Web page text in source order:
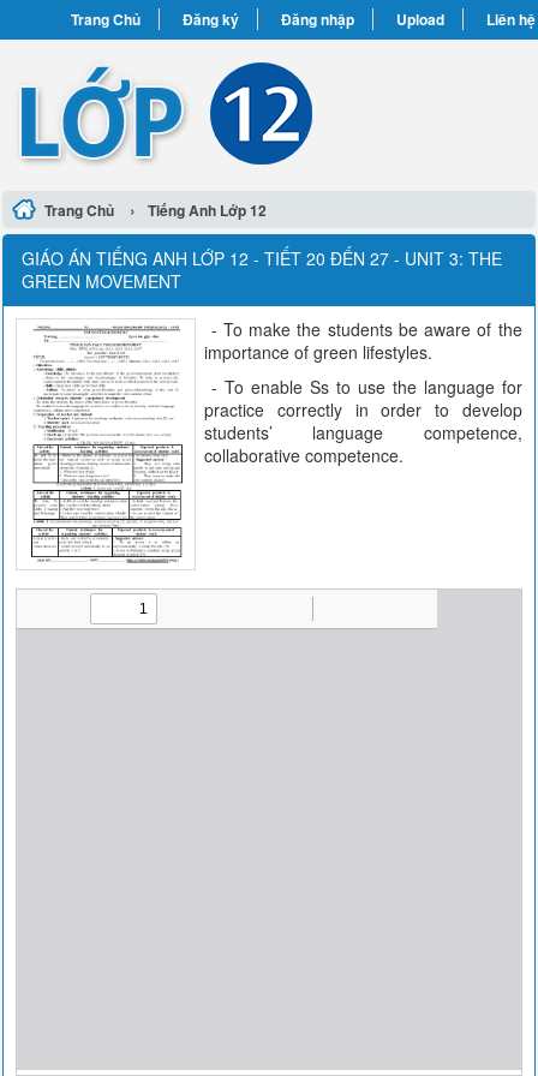
Trang Chủ Đăng ký Đăng nhập Upload Liên hệ
Trang Chủ › Tiếng Anh Lớp 12
GIÁO ÁN TIẾNG ANH LỚP 12 - TIẾT 20 ĐẾN 27 - UNIT 3: THE
GREEN MOVEMENT
- To make the students be aware of the
importance of green lifestyles.
- To enable Ss to use the language for
practice correctly in order to develop
students’ language competence,
collaborative competence.